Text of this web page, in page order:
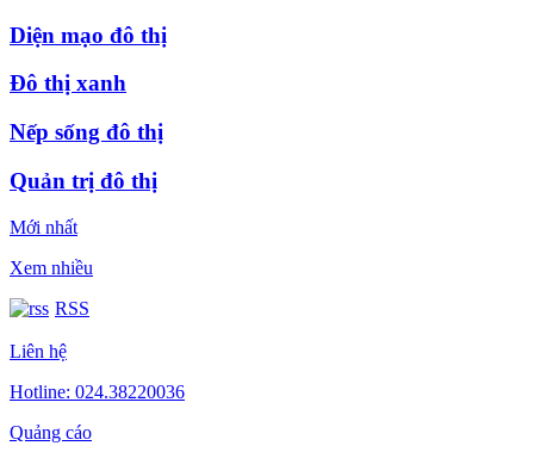
Diện mạo đô thị
Đô thị xanh
Nếp sống đô thị
Quản trị đô thị
Mới nhất
Xem nhiều
RSS
Liên hệ
Hotline: 024.38220036
Quảng cáo